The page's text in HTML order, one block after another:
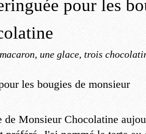
pour les
une glace, trois
de Monsieur Chocolatine